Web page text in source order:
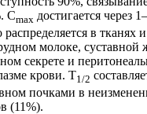
Cmax достигается через
в тканях
молоке, суставной
секрете и
крови. Т1/2
почками в
(11%).